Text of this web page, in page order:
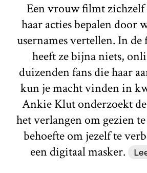
Een vrouw filmt zichzelf
haar acties bepalen door
usernames vertellen. In de
heeft ze bijna niets,
duizenden fans die haar
kun je macht vinden in
Ankie Klut onderzoekt de
het verlangen om gezien
behoefte om jezelf te
een digitaal masker.